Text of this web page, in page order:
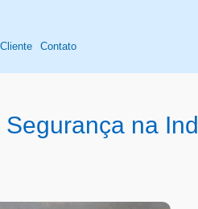
Contato
na